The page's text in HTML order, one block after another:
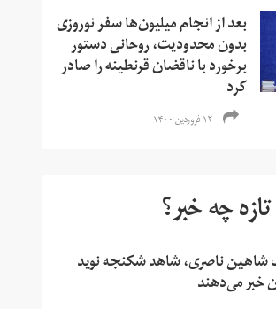
بعد از انجام میلیون‌ها سفر نوروزی
بدون محدودیت، روحانی دستور
برخورد با ناقضان قرنطینه را صادر
کرد
۱۲ فروردین ۱۴۰۰
تازه چه خبر؟
شاهین ناصری، شاهد شکنجه نوید
خبر می‌دهند